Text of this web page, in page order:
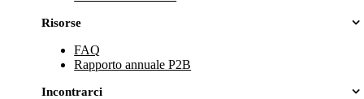
Risorse
FAQ
Rapporto annuale P2B
Incontrarci